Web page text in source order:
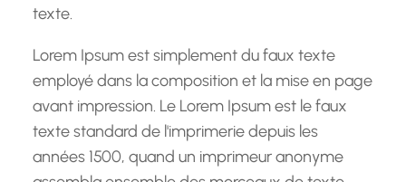
texte.
Lorem Ipsum est simplement du faux texte
employé dans la composition et la mise en page
avant impression. Le Lorem Ipsum est le faux
texte standard de l'imprimerie depuis les
années 1500, quand un imprimeur anonyme